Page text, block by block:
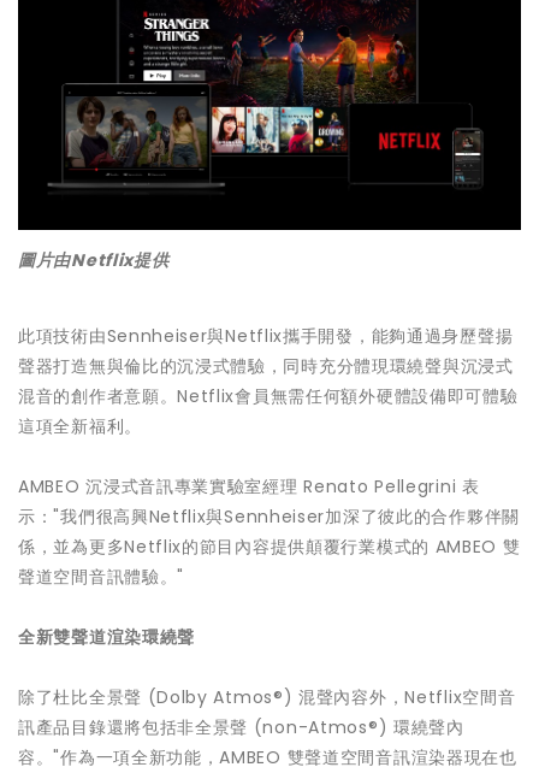
圖片由Netflix提供
此項技術由Sennheiser與Netflix攜手開發，能夠通過身歷聲揚
聲器打造無與倫比的沉浸式體驗，同時充分體現環繞聲與沉浸式
混音的創作者意願。Netflix會員無需任何額外硬體設備即可體驗
這項全新福利。
AMBEO 沉浸式音訊專業實驗室經理 Renato Pellegrini 表
示："我們很高興Netflix與Sennheiser加深了彼此的合作夥伴關
係，並為更多Netflix的節目內容提供顛覆行業模式的 AMBEO 雙
聲道空間音訊體驗。"
全新雙聲道渲染環繞聲
除了杜比全景聲 (Dolby Atmos®) 混聲內容外，Netflix空間音
訊產品目錄還將包括非全景聲 (non-Atmos®) 環繞聲內
容。"作為一項全新功能，AMBEO 雙聲道空間音訊渲染器現在也